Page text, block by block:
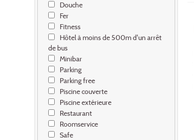
Douche
Fer
Fitness
de bus
Minibar
Parking
Parking free
Piscine couverte
Piscine extérieure
Restaurant
Roomservice
Safe